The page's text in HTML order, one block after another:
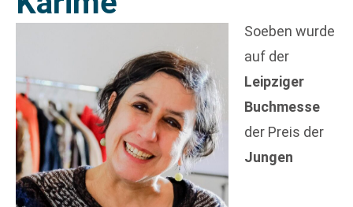
Soeben wurde
auf der
Leipziger
Buchmesse
der Preis der
Jungen